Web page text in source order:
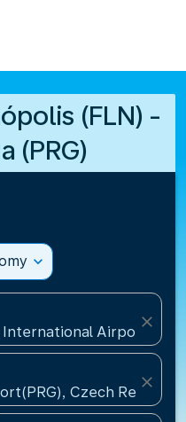
(FLN) -
(PRG)
expand_more
close
Czech Republic
close